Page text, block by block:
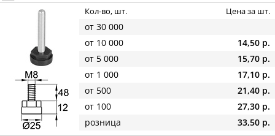
Кол-во, шт. Цена за шт.
от 30 000
от 10 000
14,50 р.
от 5 000
15,70 р.
от 1 000
17,10 р.
от 500
21,40 р.
от 100
27,30 р.
розница
33,50 р.